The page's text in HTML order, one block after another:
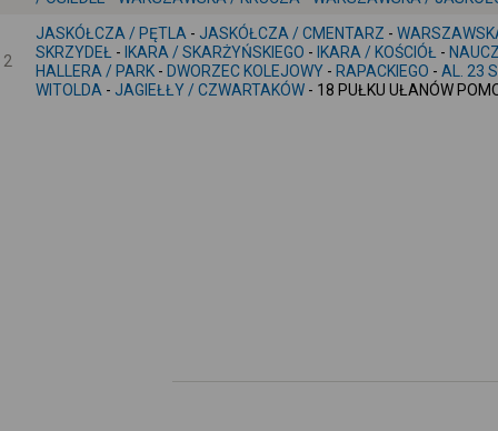
2
JASKÓŁCZA / PĘTLA - JASKÓŁCZA / CMENTARZ -
SKRZYDEŁ - IKARA / SKARŻYŃSKIEGO - IKARA / KOŚCIÓŁ -
HALLERA / PARK - DWORZEC KOLEJOWY - RAPACKIEGO - AL. 23
WITOLDA - JAGIEŁŁY / CZWARTAKÓW - 18 PUŁKU UŁANÓW